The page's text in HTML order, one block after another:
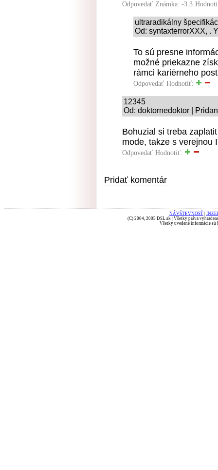
Odpovedať Známka: -3.3
ultraradikálny
Od: syntaxterrorXXX, .
To sú presne
možné priekazne
rámci kariérneho
Odpovedať Hodnotiť:
12345
Od: doktornedoktor |
Bohuzial si treba
mode, takze s verejnou
Odpovedať Hodnotiť:
Pridať komentár
NÁVŠTEVNOSŤ
(C) 2004, 2005 DSL.sk | Všetky práva
Všetky uvedené informácie sú